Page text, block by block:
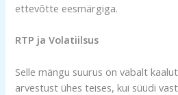
ettevõtte eesmärgiga.
RTP ja Volatiilsus
Selle mängu suurus on vabalt
arvestust ühes teises, kui süüdi